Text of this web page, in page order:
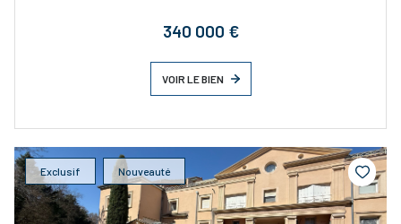
340 000 €
VOIR LE BIEN
Exclusif Nouveauté